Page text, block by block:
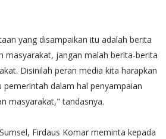
yang disampaikan itu adalah berita
masyarakat, jangan malah berita-berita
Disinilah peran media kita harapkan
pemerintah dalam hal penyampaian
masyarakat," tandasnya.
Firdaus Komar meminta kepada